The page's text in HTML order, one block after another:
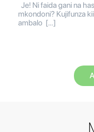
Je! Ni faida gani na
mkondoni? Kujifunza
ambalo […]